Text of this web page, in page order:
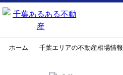
ホーム 千葉エリアの不動産相場情報